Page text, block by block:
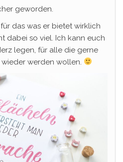
geworden.
das was er bietet wirklich
dabei so viel. Ich kann euch
legen, für alle die gerne
werden wollen.